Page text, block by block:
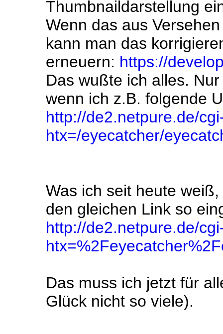
Thumbnaildarstellung
Wenn das aus
kann man das
erneuern: https://
Das wußte ich alles.
wenn ich z.B. folgende
http://de2.netpure.de/
htx=/eyecatcher/
Was ich seit heute
den gleichen Link so
http://de2.netpure.de/
Das muss ich jetzt für
Glück nicht so viele).